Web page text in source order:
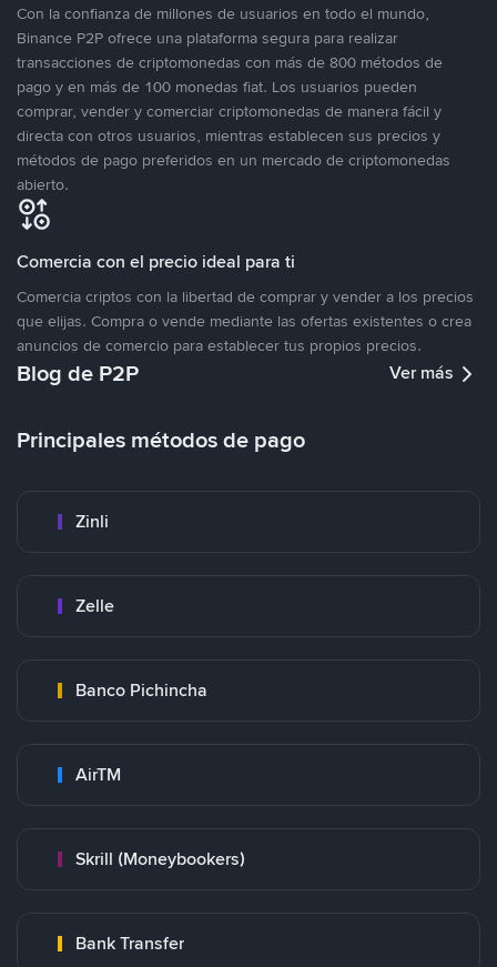
Con la confianza de millones de usuarios en todo el mundo,
Binance P2P ofrece una plataforma segura para realizar
transacciones de criptomonedas con más de 800 métodos de
pago y en más de 100 monedas fiat. Los usuarios pueden
comprar, vender y comerciar criptomonedas de manera fácil y
directa con otros usuarios, mientras establecen sus precios y
métodos de pago preferidos en un mercado de criptomonedas
abierto.
Comercia con el precio ideal para ti
Comercia criptos con la libertad de comprar y vender a los precios
que elijas. Compra o vende mediante las ofertas existentes o crea
anuncios de comercio para establecer tus propios precios.
Blog de P2P Ver más
Principales métodos de pago
Zinli
Zelle
Banco Pichincha
AirTM
Skrill (Moneybookers)
Bank Transfer